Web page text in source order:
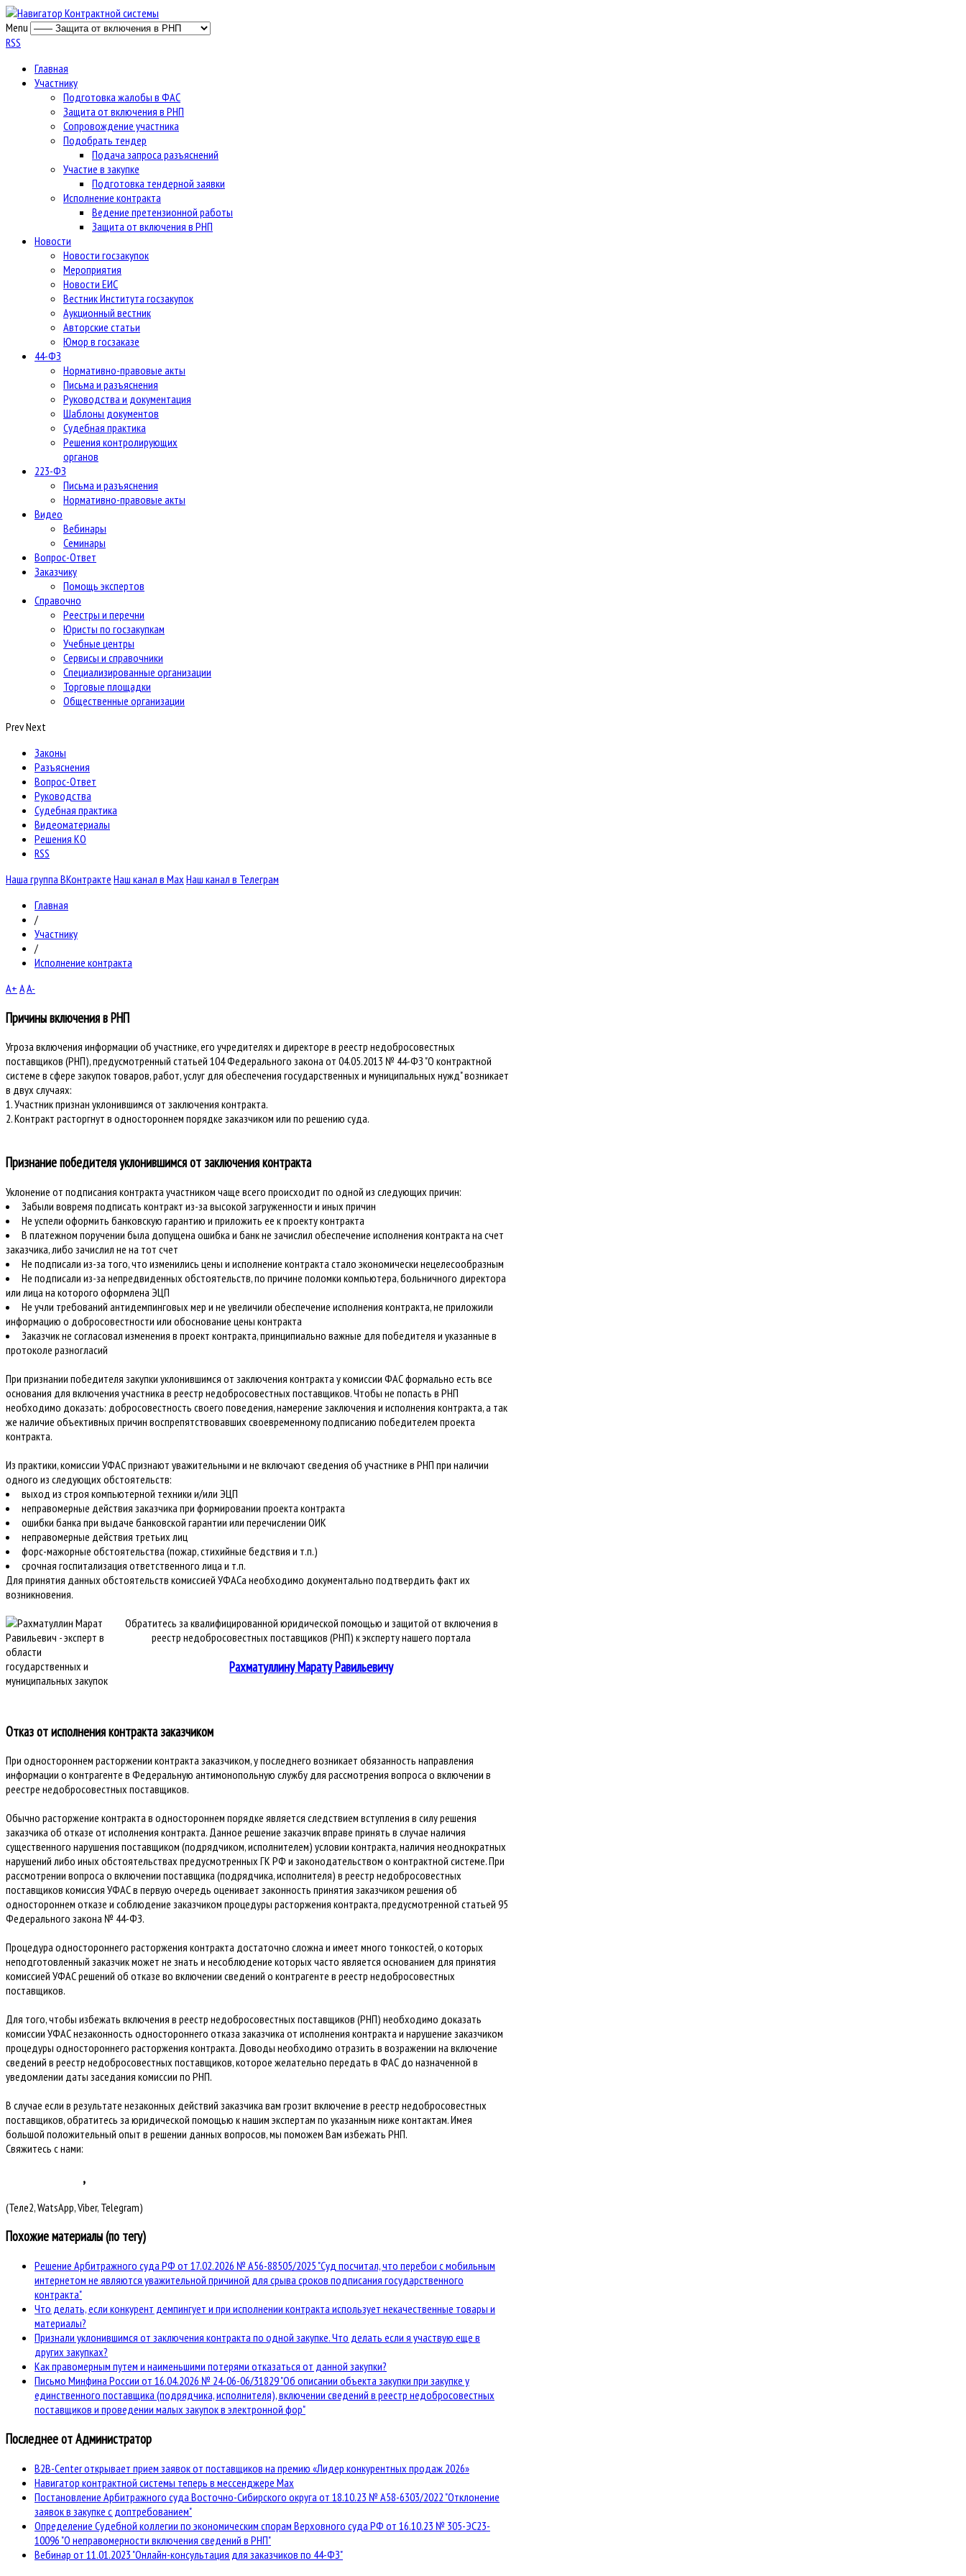
Menu
RSS
Главная
Участнику
Подготовка жалобы в ФАС
Защита от включения в РНП
Сопровождение участника
Подобрать тендер
Подача запроса разъяснений
Участие в закупке
Подготовка тендерной заявки
Исполнение контракта
Ведение претензионной работы
Защита от включения в РНП
Новости
Новости госзакупок
Мероприятия
Новости ЕИС
Вестник Института госзакупок
Аукционный вестник
Авторские статьи
Юмор в госзаказе
44-ФЗ
Нормативно-правовые акты
Письма и разъяснения
Руководства и документация
Шаблоны документов
Судебная практика
Решения контролирующих
органов
223-ФЗ
Письма и разъяснения
Нормативно-правовые акты
Видео
Вебинары
Семинары
Вопрос-Ответ
Заказчику
Помощь экспертов
Справочно
Реестры и перечни
Юристы по госзакупкам
Учебные центры
Сервисы и справочники
Специализированные организации
Торговые площадки
Общественные организации
PrevNext
Законы
Разъяснения
Вопрос-Ответ
Руководства
Судебная практика
Видеоматериалы
Решения КО
RSS
Наша группа ВКонтракте Наш канал в Max Наш канал в Телеграм
Главная
/
Участнику
/
Исполнение контракта
A+ AA-
Причины включения в РНП
Угроза включения информации об участнике, его учредителях и директоре в реестр недобросовестных
поставщиков (РНП), предусмотренный статьей 104 Федерального закона от 04.05.2013 № 44-ФЗ "О контрактной
системе в сфере закупок товаров, работ, услуг для обеспечения государственных и муниципальных нужд" возникает
в двух случаях:
1. Участник признан уклонившимся от заключения контракта.
2. Контракт расторгнут в одностороннем порядке заказчиком или по решению суда.
Признание победителя уклонившимся от заключения контракта
Уклонение от подписания контракта участником чаще всего происходит по одной из следующих причин:
Забыли вовремя подписать контракт из-за высокой загруженности и иных причин
Не успели оформить банковскую гарантию и приложить ее к проекту контракта
В платежном поручении была допущена ошибка и банк не зачислил обеспечение исполнения контракта на счет
заказчика, либо зачислил не на тот счет
Не подписали из-за того, что изменились цены и исполнение контракта стало экономически нецелесообразным
Не подписали из-за непредвиденных обстоятельств, по причине поломки компьютера, больничного директора
или лица на которого оформлена ЭЦП
Не учли требований антидемпинговых мер и не увеличили обеспечение исполнения контракта, не приложили
информацию о добросовестности или обоснование цены контракта
Заказчик не согласовал изменения в проект контракта, принципиально важные для победителя и указанные в
протоколе разногласий
При признании победителя закупки уклонившимся от заключения контракта у комиссии ФАС формально есть все
основания для включения участника в реестр недобросовестных поставщиков. Чтобы не попасть в РНП
необходимо доказать: добросовестность своего поведения, намерение заключения и исполнения контракта, а так
же наличие объективных причин воспрепятствовавших своевременному подписанию победителем проекта
контракта.
Из практики, комиссии УФАС признают уважительными и не включают сведения об участнике в РНП при наличии
одного из следующих обстоятельств:
выход из строя компьютерной техники и/или ЭЦП
неправомерные действия заказчика при формировании проекта контракта
ошибки банка при выдаче банковской гарантии или перечислении ОИК
неправомерные действия третьих лиц
форс-мажорные обстоятельства (пожар, стихийные бедствия и т.п.)
срочная госпитализация ответственного лица и т.п.
Для принятия данных обстоятельств комиссией УФАСа необходимо документально подтвердить факт их
возникновения.
Обратитесь за квалифицированной юридической помощью и защитой от включения в
реестр недобросовестных поставщиков (РНП) к эксперту нашего портала
Рахматуллину Марату Равильевичу
Отказ от исполнения контракта заказчиком
При одностороннем расторжении контракта заказчиком, у последнего возникает обязанность направления
информации о контрагенте в Федеральную антимонопольную службу для рассмотрения вопроса о включении в
реестре недобросовестных поставщиков.
Обычно расторжение контракта в одностороннем порядке является следствием вступления в силу решения
заказчика об отказе от исполнения контракта. Данное решение заказчик вправе принять в случае наличия
существенного нарушения поставщиком (подрядчиком, исполнителем) условии контракта, наличия неоднократных
нарушений либо иных обстоятельствах предусмотренных ГК РФ и законодательством о контрактной системе. При
рассмотрении вопроса о включении поставщика (подрядчика, исполнителя) в реестр недобросовестных
поставщиков комиссия УФАС в первую очередь оценивает законность принятия заказчиком решения об
одностороннем отказе и соблюдение заказчиком процедуры расторжения контракта, предусмотренной статьей 95
Федерального закона № 44-ФЗ.
Процедура одностороннего расторжения контракта достаточно сложна и имеет много тонкостей, о которых
неподготовленный заказчик может не знать и несоблюдение которых часто является основанием для принятия
комиссией УФАС решений об отказе во включении сведений о контрагенте в реестр недобросовестных
поставщиков.
Для того, чтобы избежать включения в реестр недобросовестных поставщиков (РНП) необходимо доказать
комиссии УФАС незаконность одностороннего отказа заказчика от исполнения контракта и нарушение заказчиком
процедуры одностороннего расторжения контракта. Доводы необходимо отразить в возражении на включение
сведений в реестр недобросовестных поставщиков, которое желательно передать в ФАС до назначенной в
уведомлении даты заседания комиссии по РНП.
В случае если в результате незаконных действий заказчика вам грозит включение в реестр недобросовестных
поставщиков, обратитесь за юридической помощью к нашим экспертам по указанным ниже контактам. Имея
большой положительный опыт в решении данных вопросов, мы поможем Вам избежать РНП.
Свяжитесь с нами:
,
(Теле2, WatsApp, Viber, Telegram)
Похожие материалы (по тегу)
Решение Арбитражного суда РФ от 17.02.2026 № А56-88505/2025 "Суд посчитал, что перебои с мобильным
интернетом не являются уважительной причиной для срыва сроков подписания государственного
контракта"
Что делать, если конкурент демпингует и при исполнении контракта использует некачественные товары и
материалы?
Признали уклонившимся от заключения контракта по одной закупке. Что делать если я участвую еще в
других закупках?
Как правомерным путем и наименьшими потерями отказаться от данной закупки?
Письмо Минфина России от 16.04.2026 № 24-06-06/31829 "Об описании объекта закупки при закупке у
единственного поставщика (подрядчика, исполнителя), включении сведений в реестр недобросовестных
поставщиков и проведении малых закупок в электронной фор"
Последнее от Администратор
B2B-Center открывает прием заявок от поставщиков на премию «Лидер конкурентных продаж 2026»
Навигатор контрактной системы теперь в мессенджере Max
Постановление Арбитражного суда Восточно-Сибирского округа от 18.10.23 № А58-6303/2022 "Отклонение
заявок в закупке с доптребованием"
Определение Судебной коллегии по экономическим спорам Верховного суда РФ от 16.10.23 № 305-ЭС23-
10096 "О неправомерности включения сведений в РНП"
Вебинар от 11.01.2023 "Онлайн-консультация для заказчиков по 44-ФЗ"